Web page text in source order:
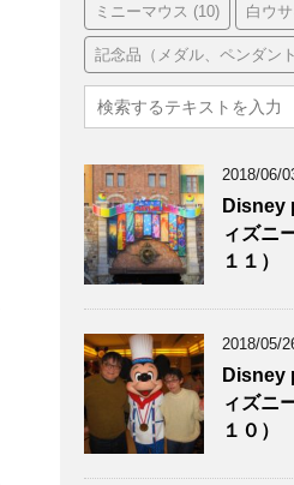
ミニーマウス (10) 白ウ
記念品（メダル、ペンダン
2018/06/
Disney
ィズニ
１１）
2018/05/
Disney
ィズニ
１０）